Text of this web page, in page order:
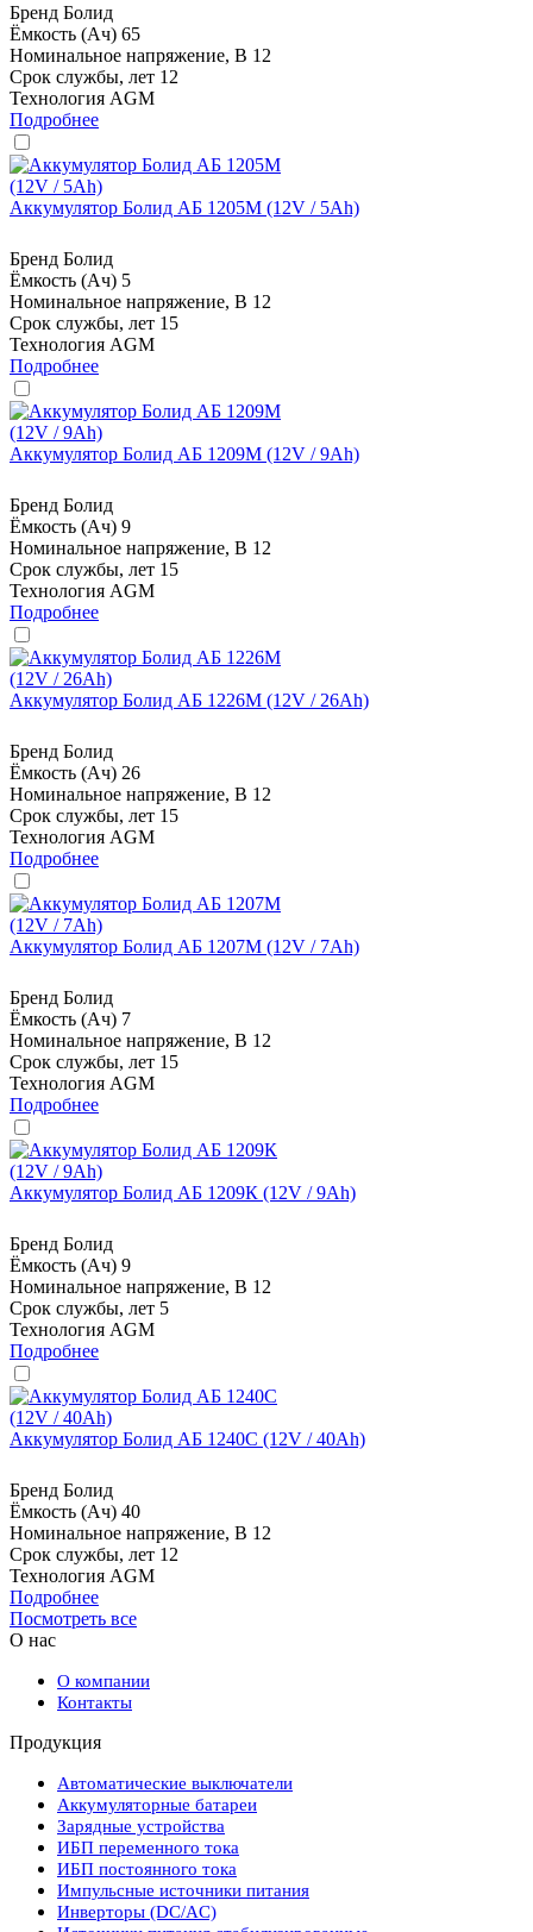
Бренд Болид
Ёмкость (Ач) 65
Номинальное напряжение, В 12
Срок службы, лет 12
Технология AGM
Подробнее
Аккумулятор Болид АБ 1205М (12V / 5Ah)
Бренд Болид
Ёмкость (Ач) 5
Номинальное напряжение, В 12
Срок службы, лет 15
Технология AGM
Подробнее
Аккумулятор Болид АБ 1209М (12V / 9Ah)
Бренд Болид
Ёмкость (Ач) 9
Номинальное напряжение, В 12
Срок службы, лет 15
Технология AGM
Подробнее
Аккумулятор Болид АБ 1226М (12V / 26Ah)
Бренд Болид
Ёмкость (Ач) 26
Номинальное напряжение, В 12
Срок службы, лет 15
Технология AGM
Подробнее
Аккумулятор Болид АБ 1207М (12V / 7Ah)
Бренд Болид
Ёмкость (Ач) 7
Номинальное напряжение, В 12
Срок службы, лет 15
Технология AGM
Подробнее
Аккумулятор Болид АБ 1209К (12V / 9Ah)
Бренд Болид
Ёмкость (Ач) 9
Номинальное напряжение, В 12
Срок службы, лет 5
Технология AGM
Подробнее
Аккумулятор Болид АБ 1240С (12V / 40Ah)
Бренд Болид
Ёмкость (Ач) 40
Номинальное напряжение, В 12
Срок службы, лет 12
Технология AGM
Подробнее
Посмотреть все
О нас
О компании
Контакты
Продукция
Автоматические выключатели
Аккумуляторные батареи
Зарядные устройства
ИБП переменного тока
ИБП постоянного тока
Импульсные источники питания
Инверторы (DC/AC)